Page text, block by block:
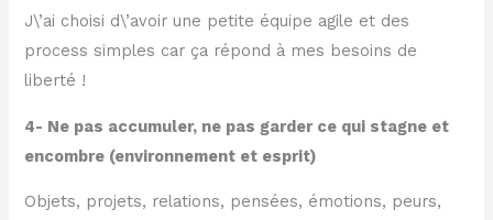
J\’ai choisi d\’avoir une petite équipe agile et des
process simples car ça répond à mes besoins de
liberté !
4- Ne pas accumuler, ne pas garder ce qui stagne et
encombre (environnement et esprit)
Objets, projets, relations, pensées, émotions, peurs,